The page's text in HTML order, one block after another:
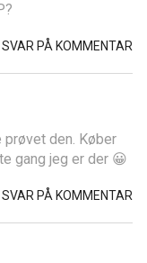
SVAR PÅ KOMMENTAR
prøvet den. Køber
gang jeg er der 😀
SVAR PÅ KOMMENTAR